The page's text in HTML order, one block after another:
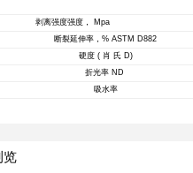
微珠和胶
质粘接补